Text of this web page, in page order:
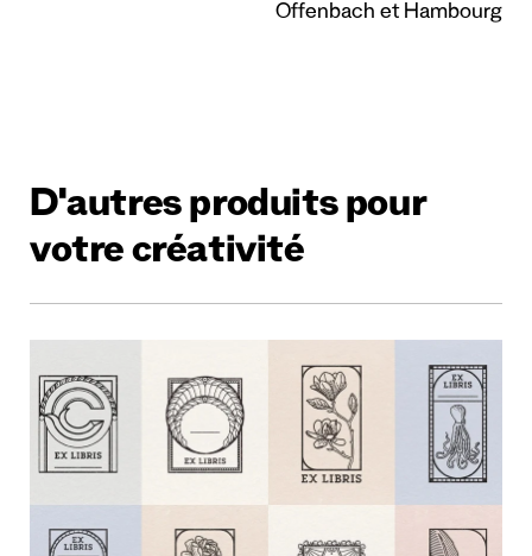
Offenbach et Hambourg
D'autres produits pour
votre créativité